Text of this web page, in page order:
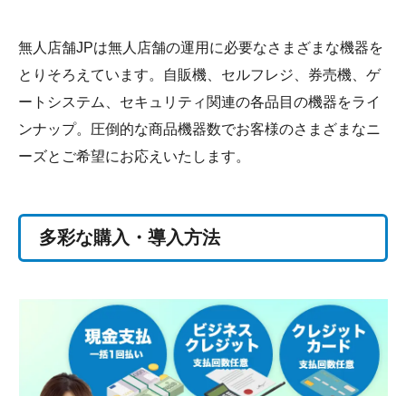
無人店舗JPは無人店舗の運用に必要なさまざまな機器を
とりそろえています。自販機、セルフレジ、券売機、ゲ
ートシステム、セキュリティ関連の各品目の機器をライ
ンナップ。圧倒的な商品機器数でお客様のさまざまなニ
ーズとご希望にお応えいたします。
多彩な購入・導入方法